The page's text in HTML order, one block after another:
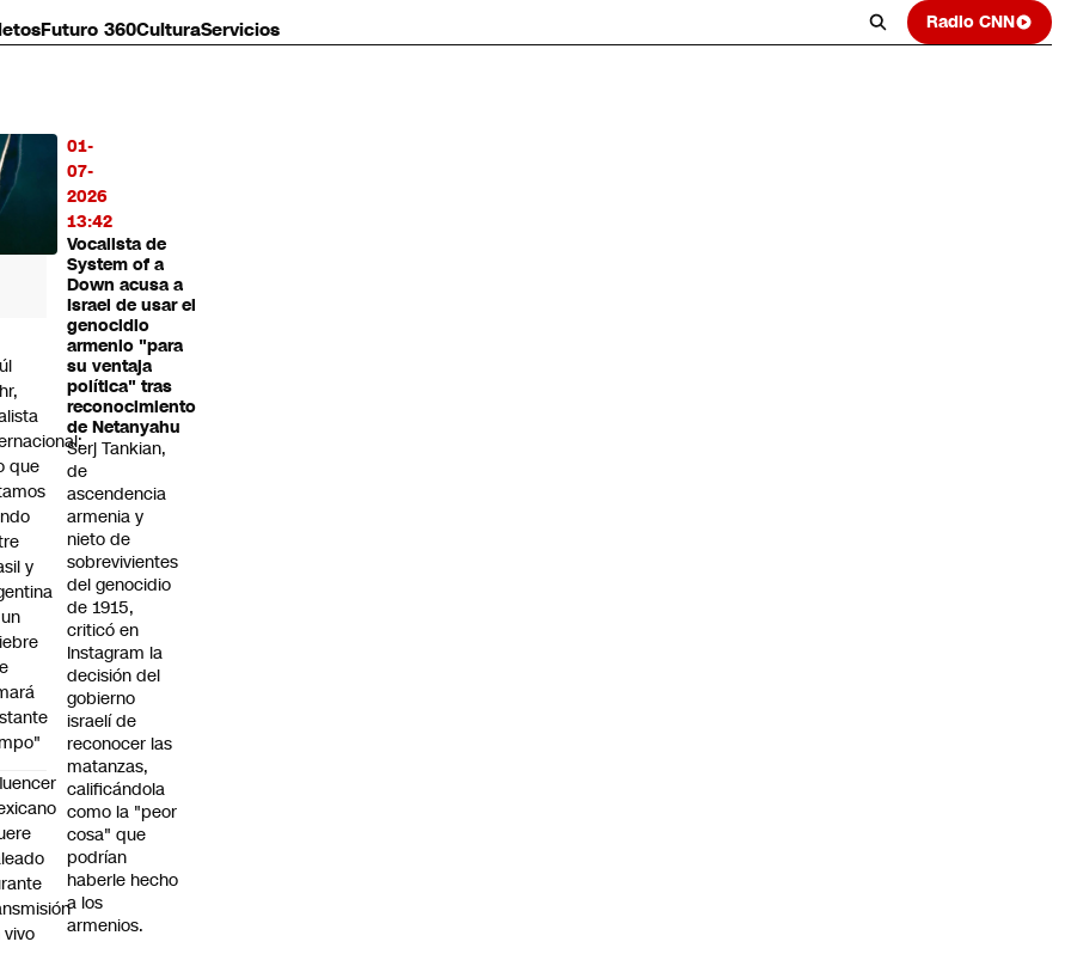
Futuro 360CulturaServicios Radio CNN
01-
07-
2026
13:42
Vocalista de
System of a
Down acusa a
Israel de usar el
genocidio
armenio "para
su ventaja
política" tras
reconocimiento
de Netanyahu
Serj Tankian,
de
ascendencia
armenia y
nieto de
sobrevivientes
del genocidio
de 1915,
criticó en
Instagram la
decisión del
gobierno
israelí de
reconocer las
matanzas,
calificándola
como la "peor
cosa" que
podrían
haberle hecho
a los
armenios.
que
y
vivo